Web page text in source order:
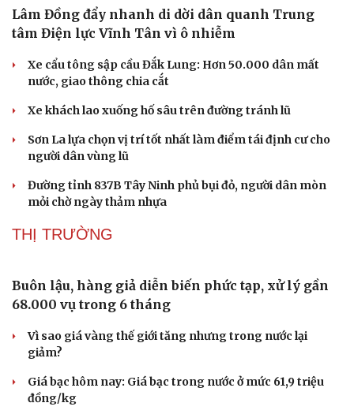
Thời sự quốc tế trưa 7/8: Khủng hoảng tên lửa Patriot
làm lộ điểm yếu của NATO
XÃ HỘI
Lâm Đồng đẩy nhanh di dời dân quanh Trung
tâm Điện lực Vĩnh Tân vì ô nhiễm
Xe cẩu tông sập cầu Đắk Lung: Hơn 50.000 dân mất
nước, giao thông chia cắt
Xe khách lao xuống hố sâu trên đường tránh lũ
Sơn La lựa chọn vị trí tốt nhất làm điểm tái định cư cho